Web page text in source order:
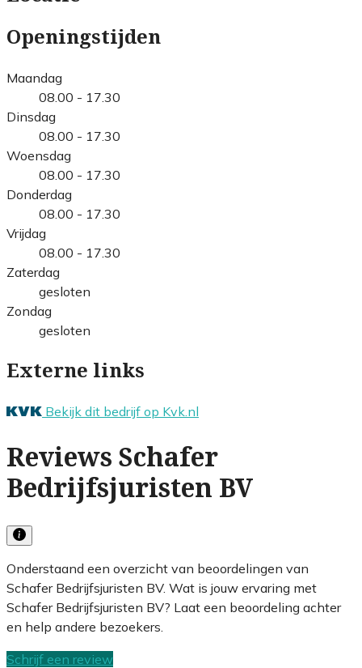
Openingstijden
Maandag
08.00 - 17.30
Dinsdag
08.00 - 17.30
Woensdag
08.00 - 17.30
Donderdag
08.00 - 17.30
Vrijdag
08.00 - 17.30
Zaterdag
gesloten
Zondag
gesloten
Externe links
Bekijk dit bedrijf op Kvk.nl
Reviews Schafer
Bedrijfsjuristen BV
Onderstaand een overzicht van beoordelingen van
Schafer Bedrijfsjuristen BV. Wat is jouw ervaring met
Schafer Bedrijfsjuristen BV? Laat een beoordeling achter
en help andere bezoekers.
Schrijf een review